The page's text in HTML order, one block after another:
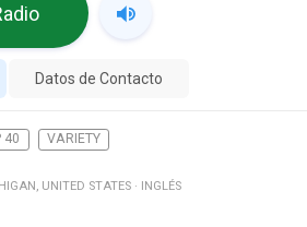
Datos de Contacto
40 VARIETY
, UNITED STATES · INGLÉS